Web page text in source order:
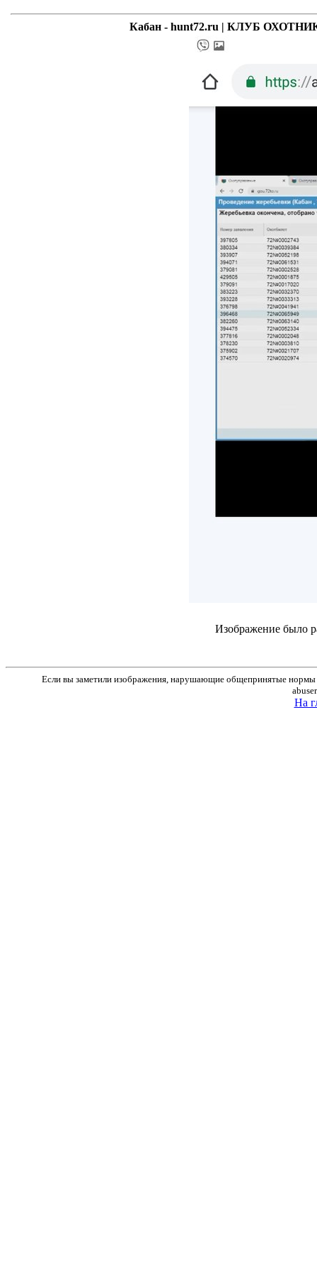
Кабан - hunt72.ru | КЛУБ
Изображение было
Если вы заметили изображения, нарушающие общепринятые нормы
На